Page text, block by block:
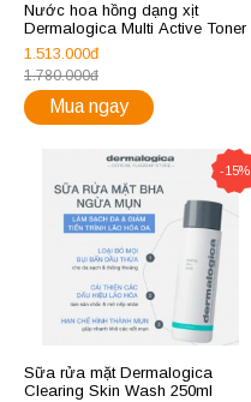
Nước hoa hồng dạng xịt
Dermalogica Multi Active Toner
1.513.000đ
1.780.000đ
Mua ngay
-15%
Sữa rửa mặt Dermalogica
Clearing Skin Wash 250ml